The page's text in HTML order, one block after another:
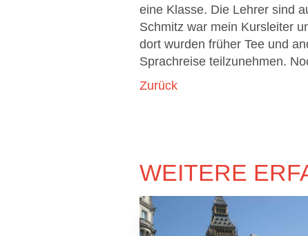
eine Klasse. Die Lehrer sind
Schmitz war mein Kursleiter
dort wurden früher Tee und
Sprachreise teilzunehmen.
Zurück
WEITERE